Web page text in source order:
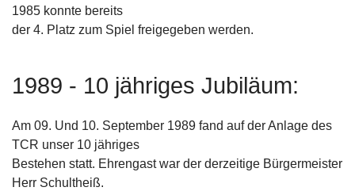
1985 konnte bereits
der 4. Platz zum Spiel freigegeben werden.
1989 - 10 jähriges Jubiläum:
Am 09. Und 10. September 1989 fand auf der Anlage des
TCR unser 10 jähriges
Bestehen statt. Ehrengast war der derzeitige Bürgermeister
Herr Schultheiß.